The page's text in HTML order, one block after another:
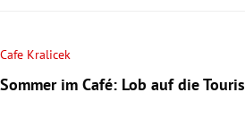
Cafe Kralicek
Sommer im Café: Lob auf die Touris